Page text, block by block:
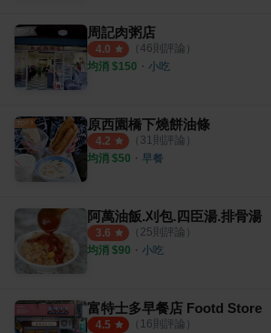
周記肉粥店
4.0 （ 46則評論）
均消 $150 ・ 小吃
原西園橋下燒餅油條
4.2 （ 31則評論）
均消 $50 ・ 早餐
阿萬油飯.刈包.四臣湯.排骨湯
3.6 （ 25則評論）
均消 $90 ・ 小吃
富特士多早餐店 Footd Store
4.5 （ 16則評論）